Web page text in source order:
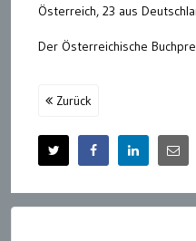
Österreich, 23 aus
Der Österreichische
Zurück